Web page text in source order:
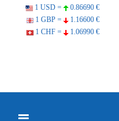
1 USD =
0.86690 €
1 GBP =
1.16600 €
1 CHF =
1.06990 €